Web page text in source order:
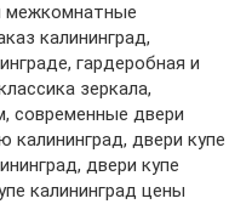
межкомнатные
калининград,
гардеробная и
зеркала,
современные двери
калининград, двери купе
двери купе
калининград цены